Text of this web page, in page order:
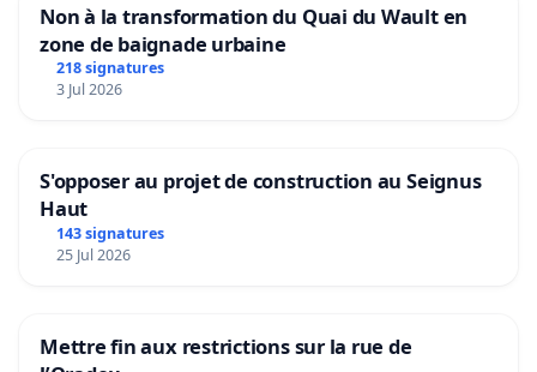
Non à la transformation du Quai du Wault en
zone de baignade urbaine
218 signatures
3 Jul 2026
S'opposer au projet de construction au Seignus
Haut
143 signatures
25 Jul 2026
Mettre fin aux restrictions sur la rue de